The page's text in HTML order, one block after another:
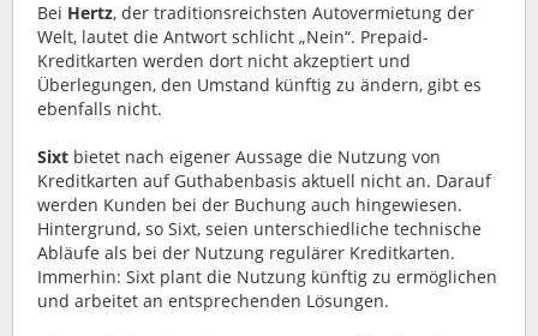
Bei Hertz, der traditionsreichsten Autovermietung der
Welt, lautet die Antwort schlicht „Nein“. Prepaid-
Kreditkarten werden dort nicht akzeptiert und
Überlegungen, den Umstand künftig zu ändern, gibt es
ebenfalls nicht.
Sixt bietet nach eigener Aussage die Nutzung von
Kreditkarten auf Guthabenbasis aktuell nicht an. Darauf
werden Kunden bei der Buchung auch hingewiesen.
Hintergrund, so Sixt, seien unterschiedliche technische
Abläufe als bei der Nutzung regulärer Kreditkarten.
Immerhin: Sixt plant die Nutzung künftig zu ermöglichen
und arbeitet an entsprechenden Lösungen.